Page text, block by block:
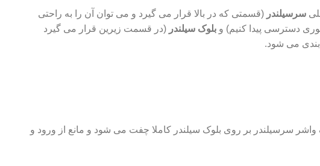
سرسیلندر (قسمتی که در بالا قرار می گیرد و می توان آن را به راحتی
دسترسی پیدا کنیم) و بلوک سیلندر (در قسمت زیرین قرار می گیرد
بندی می شود.
سرسیلندر بر روی بلوک سیلندر کاملا چفت می شود و مانع از ورود و